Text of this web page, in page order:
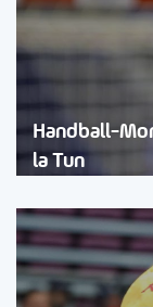
Handball-
la Tun